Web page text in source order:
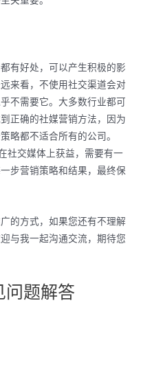
有好处，可以产生积极的影
来看，不使用社交渠道会对
不需要它。大多数行业都可
正确的社媒营销方法，因为
略都不适合所有的公司。
社交媒体上获益，需要有一
步营销策略和结果，最终保
的方式，如果您还有不理解
与我一起沟通交流，期待您
问题解答